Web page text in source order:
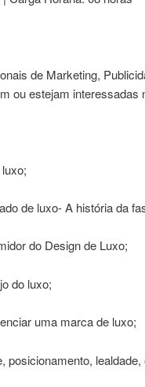
de Marketing,
ou estejam interessadas
de luxo- A história da
do Design de Luxo;
do luxo;
uma marca de luxo;
posicionamento,